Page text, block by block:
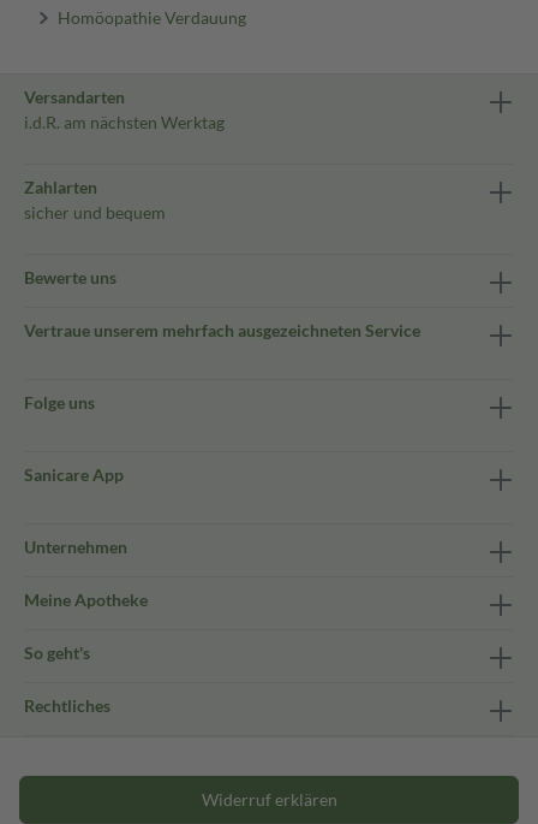
Homöopathie Verdauung
Versandarten
i.d.R. am nächsten Werktag
Zahlarten
sicher und bequem
Bewerte uns
Vertraue unserem mehrfach ausgezeichneten Service
Folge uns
Sanicare App
Unternehmen
Meine Apotheke
So geht's
Rechtliches
Widerruf erklären